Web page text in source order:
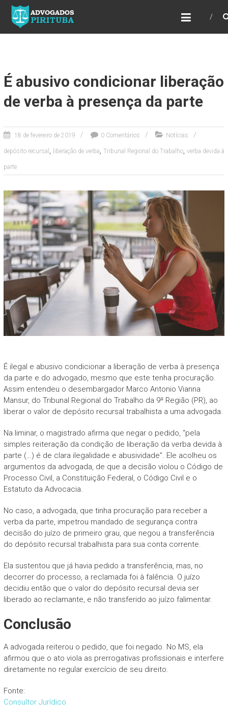
ADVOGADOS PIRITUBA
Precisando de advogado? Entre em contato!
Fazemos toda a assessoria que você
É abusivo condicionar liberação
de verba à presença da parte
18 de fevereiro de 2019 0 Comentários Notícias
depósito recursal , liberação de verba, Tribunal Regional do Trabalho, verba devida à
parte
É ilegal e abusivo condicionar a liberação de verba à presença
da parte e do advogado, mesmo que este tenha procuração.
Assim entendeu o desembargador Marco Antonio Vianna
Mansur, do Tribunal Regional do Trabalho da 9ª Região (PR), ao
liberar o valor de depósito recursal trabalhista a uma advogada.
Na liminar, o magistrado afirma que negar o pedido, “pela
simples reiteração da condição de liberação da verba devida à
parte (…) é de clara ilegalidade e abusividade”. Ele acolheu os
argumentos da advogada, de que a decisão violou o Código de
Processo Civil, a Constituição Federal, o Código Civil e o
Estatuto da Advocacia.
No caso, a advogada, que tinha procuração para receber a
verba da parte, impetrou mandado de segurança contra
decisão do juízo de primeiro grau, que negou a transferência
do depósito recursal trabalhista para sua conta corrente.
Ela sustentou que já havia pedido a transferência, mas, no
decorrer do processo, a reclamada foi à falência. O juízo
decidiu então que o valor do depósito recursal devia ser
liberado ao reclamante, e não transferido ao juízo falimentar.
Conclusão
A advogada reiterou o pedido, que foi negado. No MS, ela
afirmou que o ato viola as prerrogativas profissionais e interfere
diretamente no regular exercício de seu direito.
Fonte:
Consultor Jurídico